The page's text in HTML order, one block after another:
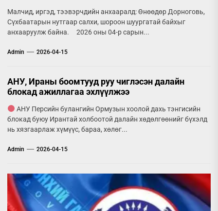
Малчид, иргэд, тээвэрчдийн анхааралд: Өнөөдөр Дорноговь,
Сүхбаатарын нутгаар салхи, шороон шуургатай байхыг
анхааруулж байна. 2026 оны 04-р сарын...
Admin 2026-04-15
АНУ, Ираны боомтууд руу чиглэсэн далайн
блокад ажиллагаа эхлүүлжээ
АНУ Персийн булангийн Ормузын хоолой дахь тэнгисийн
блокад буюу Ирантай холбоотой далайн хөдөлгөөнийг бүхэлд
нь хязгаарлаж хүмүүс, бараа, хөлөг...
Admin 2026-04-15